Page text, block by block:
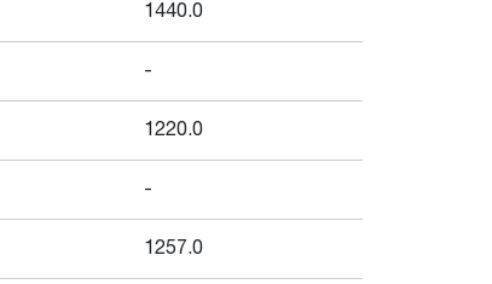
1440.0
-
1220.0
-
1257.0